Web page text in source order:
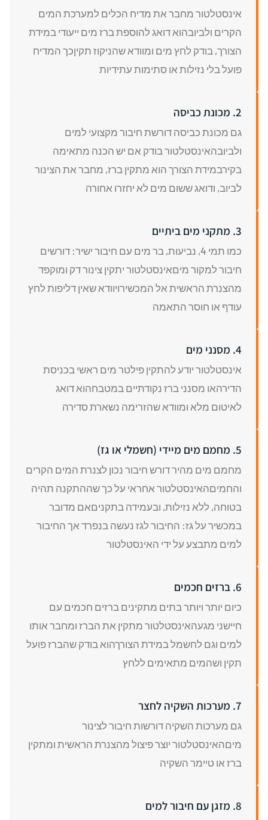
אינסטלטור מחבר את מדיח הכלים למערכת המים
הקרים ולביובהוא דואג להוספת ברז מים ייעודי במידת
הצורך, בודק לחץ מים ומוודא שהניקוז תקיןכך המדיח
פועל בלי נזילות או סתימות עתידיות
2. מכונת כביסה
גם מכונת כביסה דורשת חיבור מקצועי למים
ולביובהאינסטלטור בודק אם יש הכנה מתאימה
בקירבמידת הצורך הוא מתקין ברז, מחבר את הצינור
לביוב, ודואג ששום מים לא יחזרו אחורה
3. מתקני מים ביתיים
כמו תמי 4, נביעות, בר מים עם חיבור ישיר: דורשים
חיבור למקור מיםאינסטלטור יתקין צינור דק ומוקפד
מהצנרת הראשית אל המכשירויוודא שאין דליפות לחץ
עודף או חוסר התאמה
4. מסנני מים
אינסטלטור יודע להתקין פילטר מים ראשי בכניסת
הדירהאו מסנני ברז נקודתיים במטבחהוא דואג
לאיטום מלא ומוודא שהזרימה נשארת סדירה
5. מחמם מים מיידי (חשמלי או גז)
מחמם מים מהיר דורש חיבור נכון לצנרת המים הקרים
והחמיםהאינסטלטור אחראי על כך שההתקנה תהיה
בטוחה, ללא נזילות, ובעמידה בתקניםאם מדובר
במכשיר על גז: החיבור לגז נעשה בנפרד אך החיבור
למים מתבצע על ידי האינסטלטור
6. ברזים חכמים
כיום יותר ויותר בתים מתקינים ברזים חכמים עם
חיישני מגעהאינסטלטור מתקין את הברז ומחבר אותו
למים וגם לחשמל במידת הצורךהוא בודק שהברז פועל
תקין ושהמים מתאימים ללחץ
7. מערכות השקיה לחצר
גם מערכות השקיה דורשות חיבור לצינור
מיםהאינסטלטור יוצר פיצול מהצנרת הראשית ומתקין
ברז או טיימר השקיה
8. מזגן עם חיבור למים